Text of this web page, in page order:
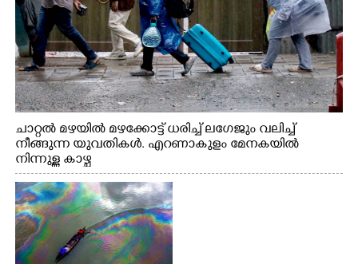
ചാറ്റൽ മഴയിൽ മഴക്കോട്ട് ധരിച്ച് ലഗേജും വലിച്ച്
നീങ്ങുന്ന യുവതികൾ. എറണാകുളം മേനകയിൽ
നിന്നുള്ള കാഴ്ച